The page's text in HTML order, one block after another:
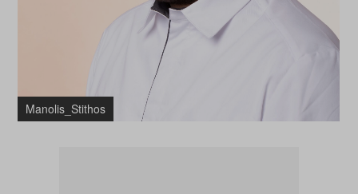
Manolis_Stithos